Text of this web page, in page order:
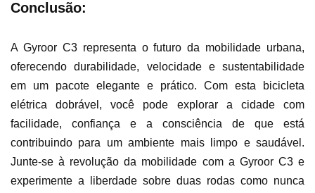
Conclusão:
A Gyroor C3 representa o futuro da mobilidade urbana,
oferecendo durabilidade, velocidade e sustentabilidade
em um pacote elegante e prático. Com esta bicicleta
elétrica dobrável, você pode explorar a cidade com
facilidade, confiança e a consciência de que está
contribuindo para um ambiente mais limpo e saudável.
Junte-se à revolução da mobilidade com a Gyroor C3 e
experimente a liberdade sobre duas rodas como nunca